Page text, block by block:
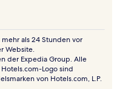
als 24 Stunden vor
Website.
der Expedia Group. Alle
Logo sind
von Hotels.com, L.P.